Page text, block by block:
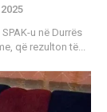
u në Durrës
që rezulton të...